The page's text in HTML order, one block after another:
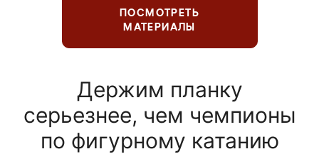
ПОСМОТРЕТЬ
МАТЕРИАЛЫ
Держим планку
серьезнее, чем чемпионы
по фигурному катанию